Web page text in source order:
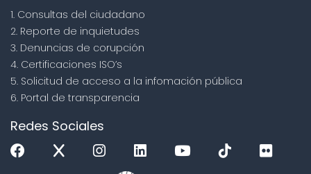
1. Consultas del ciudadano
2. Reporte de inquietudes
3. Denuncias de corupción
4. Certificaciones ISO’s
5. Solicitud de acceso a la infomación pública
6. Portal de transparencia
Redes Sociales